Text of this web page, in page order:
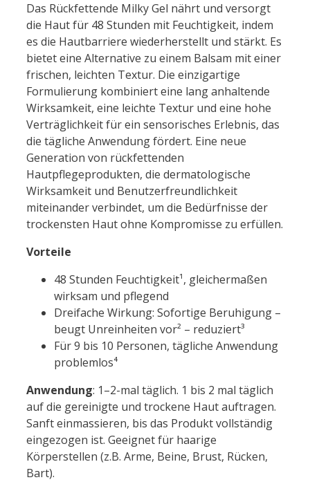
Das Rückfettende Milky Gel nährt und versorgt
die Haut für 48 Stunden mit Feuchtigkeit, indem
es die Hautbarriere wiederherstellt und stärkt. Es
bietet eine Alternative zu einem Balsam mit einer
frischen, leichten Textur. Die einzigartige
Formulierung kombiniert eine lang anhaltende
Wirksamkeit, eine leichte Textur und eine hohe
Verträglichkeit für ein sensorisches Erlebnis, das
die tägliche Anwendung fördert. Eine neue
Generation von rückfettenden
Hautpflegeprodukten, die dermatologische
Wirksamkeit und Benutzerfreundlichkeit
miteinander verbindet, um die Bedürfnisse der
trockensten Haut ohne Kompromisse zu erfüllen.
Vorteile
48 Stunden Feuchtigkeit¹, gleichermaßen
wirksam und pflegend
Dreifache Wirkung: Sofortige Beruhigung –
beugt Unreinheiten vor² – reduziert³
Für 9 bis 10 Personen, tägliche Anwendung
problemlos⁴
Anwendung: 1–2-mal täglich. 1 bis 2 mal täglich
auf die gereinigte und trockene Haut auftragen.
Sanft einmassieren, bis das Produkt vollständig
eingezogen ist. Geeignet für haarige
Körperstellen (z.B. Arme, Beine, Brust, Rücken,
Bart).